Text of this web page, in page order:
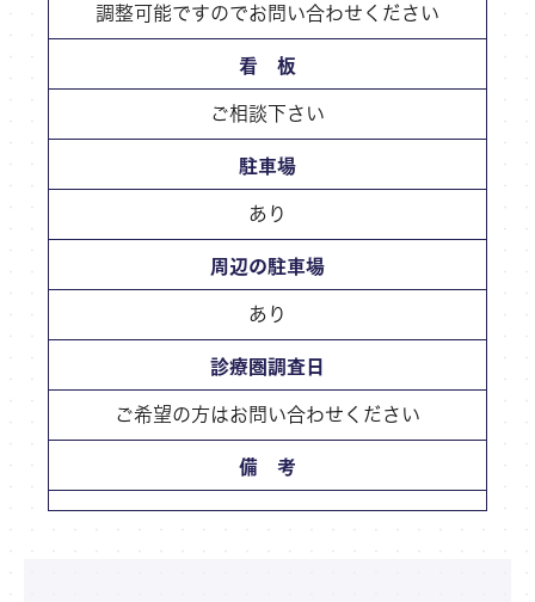
調整可能ですのでお問い合わせください
看 板
ご相談下さい
駐車場
あり
周辺の駐車場
あり
診療圏調査日
ご希望の方はお問い合わせください
備 考